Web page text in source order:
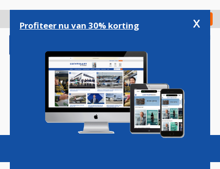
gaan
Check in
Magazine Podcasts Vacatures
Profiteer nu van 30% korting x